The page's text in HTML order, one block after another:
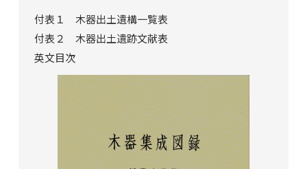
付表１ 木器出土遺構一覧表
付表２ 木器出土遺跡文献表
英文目次